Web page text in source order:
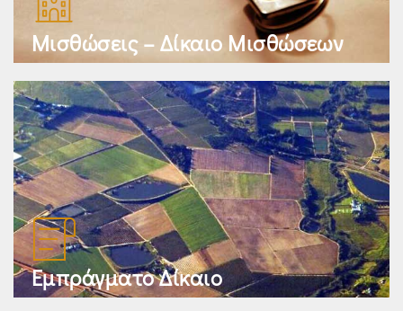
Μισθώσεις – Δίκαιο Μισθώσεων
Εμπράγματο Δίκαιο